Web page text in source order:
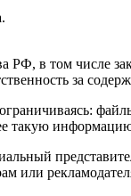
РФ, в том числе
за
такую
или